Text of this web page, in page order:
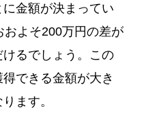
金額が決まってい
およそ200万円の差が
るでしょう。この
できる金額が大き
ます。